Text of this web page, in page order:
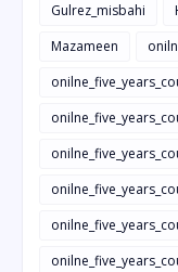
Gulrez_misbahi
Mazameen